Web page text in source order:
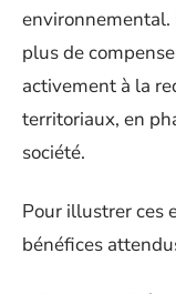
environnemental.
plus de
activement à la
territoriaux, en
société.
Pour illustrer ces
bénéfices